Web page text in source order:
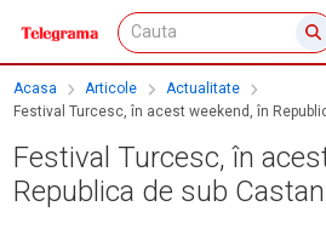
Acasa Articole
Actualitate
Festival Turcesc, în acest weekend, în
Festival Turcesc, în
Republica de sub